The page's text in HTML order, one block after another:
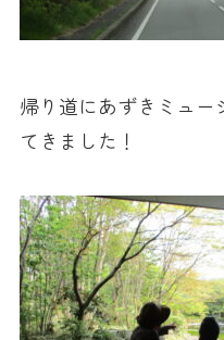
帰り道にあずきミュー
てきました！